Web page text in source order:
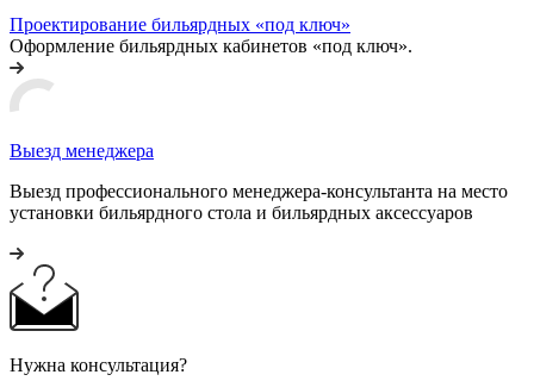
Проектирование бильярдных «под ключ»
Оформление бильярдных кабинетов «под ключ».
Выезд менеджера
Выезд профессионального менеджера-консультанта на место
установки бильярдного стола и бильярдных аксессуаров
Нужна консультация?